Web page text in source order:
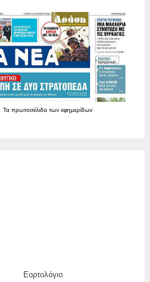
Ταπρωτοσέλιδατωνεφημερίδων
Εορτολόγιο